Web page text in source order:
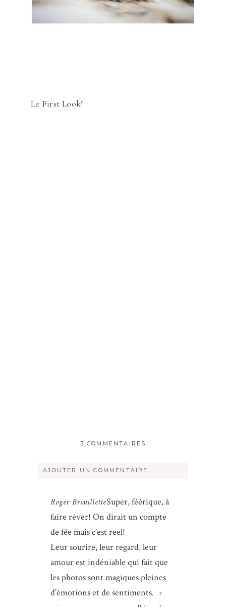
Le First Look!
3 COMMENTAIRES
AJOUTER UN COMMENTAIRE...
Votre courriel ne sera jamais rendu
publique Obligatoire *
Roger BrouilletteSuper, féérique, à
faire rêver! On dirait un compte
de fée mais c’est reel!
Leur sourire, leur regard, leur
amour est indéniable qui fait que
les photos sont magiques pleines
d’émotions et de sentiments.
7